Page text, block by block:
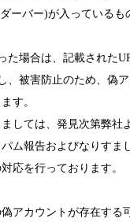
ーバー)が入っているも
た場合は、記載された
、被害防止のため、偽
す。
しては、発見次第弊社
ム報告およびなりすま
応を行っております。
アカウントが存在する